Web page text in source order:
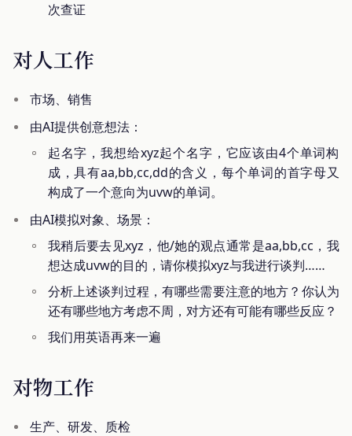
次查证
对人工作
市场、销售
由AI提供创意想法：
起名字，我想给xyz起个名字，它应该由4个单词构
成，具有aa,bb,cc,dd的含义，每个单词的首字母又
构成了一个意向为uvw的单词。
由AI模拟对象、场景：
我稍后要去见xyz，他/她的观点通常是aa,bb,cc，我
想达成uvw的目的，请你模拟xyz与我进行谈判……
分析上述谈判过程，有哪些需要注意的地方？你认为
还有哪些地方考虑不周，对方还有可能有哪些反应？
我们用英语再来一遍
对物工作
生产、研发、质检